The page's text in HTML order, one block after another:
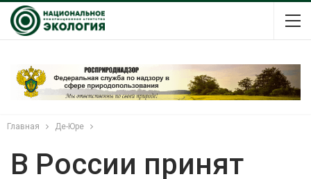
Главная Де-Юре
В России принят